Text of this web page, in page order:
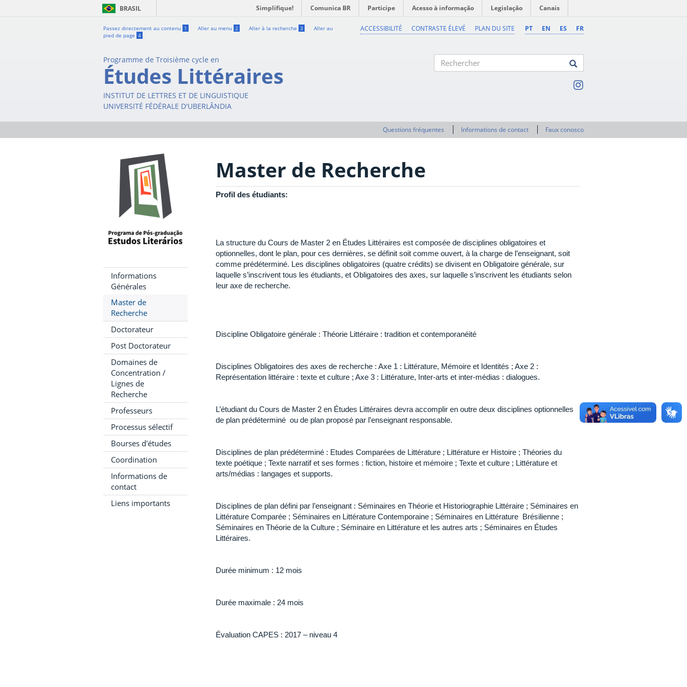
BRASIL Simplifique! Comunica BR Participe Acesso à informação Legislação Canais
Passez directement au contenu 1 Aller au menu 2 Aller à la recherche 3
Aller au
pied de page 4
PT EN ES FR
ACCESSIBILITÉ CONTRASTE ÉLEVÉ PLAN DU SITE
Programme de Troisième cycle en
Études Littéraires
INSTITUT DE LETTRES ET DE LINGUISTIQUE
UNIVERSITÉ FÉDÉRALE D'UBERLÂNDIA
Questions fréquentes Informations de contact Faux conosco
Informations
Générales
Master de
Recherche
Doctorateur
Post Doctorateur
Domaines de
Concentration /
Lignes de
Recherche
Professeurs
Processus sélectif
Bourses d'études
Coordination
Informations de
contact
Liens importants
Master de Recherche
Profil des étudiants:
La structure du Cours de Master 2 en Études Littéraires est composée de disciplines obligatoires et
optionnelles, dont le plan, pour ces dernières, se définit soit comme ouvert, à la charge de l’enseignant, soit
comme prédéterminé. Les disciplines obligatoires (quatre crédits) se divisent en Obligatoire générale, sur
laquelle s’inscrivent tous les étudiants, et Obligatoires des axes, sur laquelle s’inscrivent les étudiants selon
leur axe de recherche.
Discipline Obligatoire générale : Théorie Littéraire : tradition et contemporanéité
Disciplines Obligatoires des axes de recherche : Axe 1 : Littérature, Mémoire et Identités ; Axe 2 :
Représentation littéraire : texte et culture ; Axe 3 : Littérature, Inter-arts et inter-médias : dialogues.
L’étudiant du Cours de Master 2 en Études Littéraires devra accomplir en outre deux disciplines optionnelles
de plan prédéterminé ou de plan proposé par l’enseignant responsable.
Disciplines de plan prédéterminé : Etudes Comparées de Littérature ; Littérature er Histoire ; Théories du
texte poétique ; Texte narratif et ses formes : fiction, histoire et mémoire ; Texte et culture ; Littérature et
arts/médias : langages et supports.
Disciplines de plan défini par l’enseignant : Séminaires en Théorie et Historiographie Littéraire ; Séminaires en
Littérature Comparée ; Séminaires en Littérature Contemporaine ; Séminaires en Littérature Brésilienne ;
Séminaires en Théorie de la Culture ; Séminaire en Littérature et les autres arts ; Séminaires en Études
Littéraires.
Durée minimum : 12 mois
Durée maximale : 24 mois
Évaluation CAPES : 2017 – niveau 4